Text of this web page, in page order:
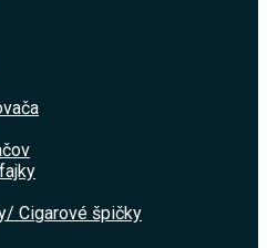
Cigarové špičky